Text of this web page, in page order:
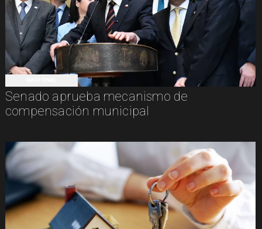
Senado aprueba mecanismo de
compensación municipal